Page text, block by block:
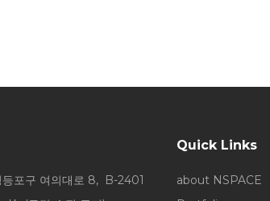
등포구 여의대로 8, B-2401
Quick Links
about NSPACE